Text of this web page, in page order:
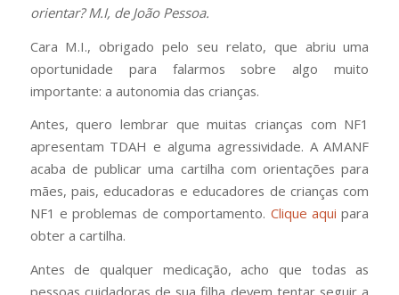
orientar? M.I, de João Pessoa.
Cara M.I., obrigado pelo seu relato, que abriu uma
oportunidade para falarmos sobre algo muito
importante: a autonomia das crianças.
Antes, quero lembrar que muitas crianças com NF1
apresentam TDAH e alguma agressividade. A AMANF
acaba de publicar uma cartilha com orientações para
mães, pais, educadoras e educadores de crianças com
NF1 e problemas de comportamento. Clique aqui para
obter a cartilha.
Antes de qualquer medicação, acho que todas as